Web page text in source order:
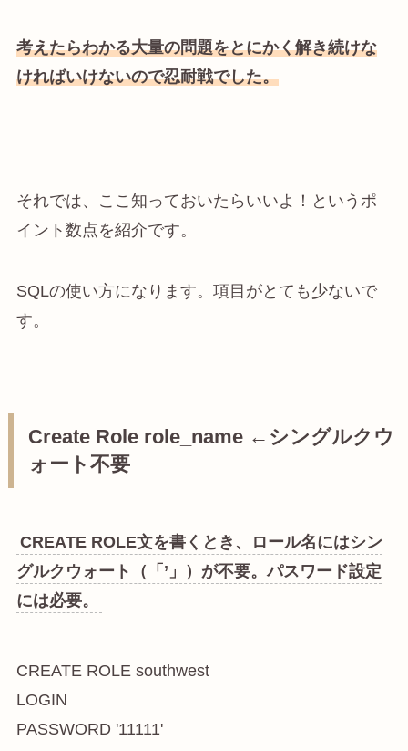
考えたらわかる大量の問題をとにかく解き続けな
ければいけないので忍耐戦でした。
それでは、ここ知っておいたらいいよ！というポ
イント数点を紹介です。
SQLの使い方になります。項目がとても少ないで
す。
Create Role role_name ←シングルクウ
ォート不要
CREATE ROLE文を書くとき、ロール名にはシン
グルクウォート（「’」）が不要。パスワード設定
には必要。
CREATE ROLE southwest
LOGIN
PASSWORD '11111'